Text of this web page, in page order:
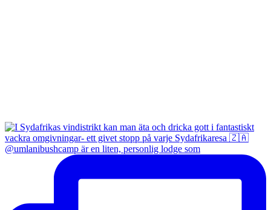
@umlanibushcamp är en liten, personlig lodge som